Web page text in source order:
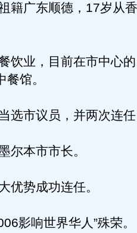
广东顺德，17岁从
业，目前在市中心的
馆。
市议员，并两次连
本市市长。
势成功连任。
影响世界华人”殊荣。